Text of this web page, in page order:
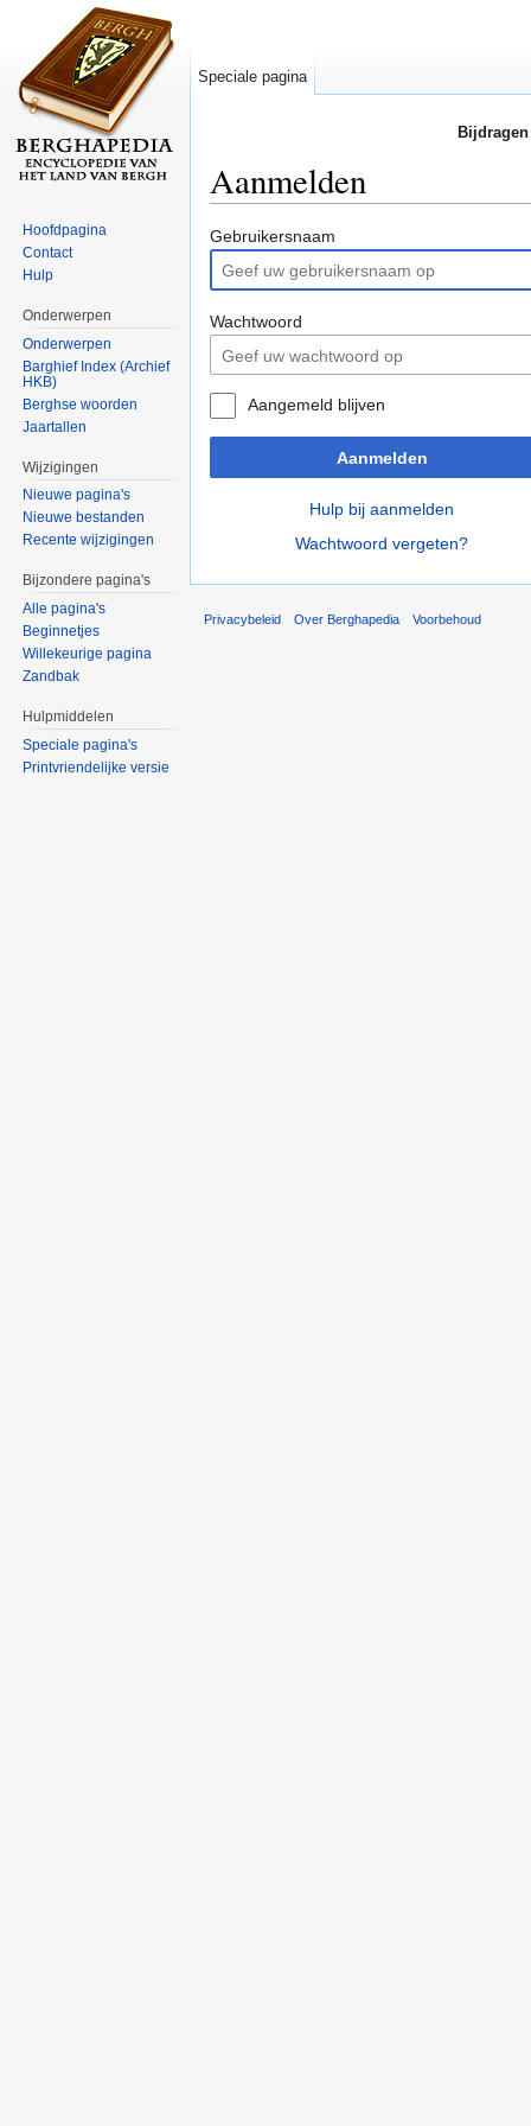
Aanmelden
Gebruikersnaam
Wachtwoord
Aangemeld blijven
Aanmelden
Hulp bij aanmelden
Wachtwoord vergeten?
Speciale pagina
Hoofdpagina
Contact
Hulp
Onderwerpen
Onderwerpen
Barghief Index (Archief
HKB)
Berghse woorden
Jaartallen
Wijzigingen
Nieuwe pagina's
Nieuwe bestanden
Recente wijzigingen
Bijzondere pagina's
Alle pagina's
Beginnetjes
Willekeurige pagina
Zandbak
Hulpmiddelen
Speciale pagina's
Printvriendelijke versie
Privacybeleid Over Berghapedia Voorbehoud